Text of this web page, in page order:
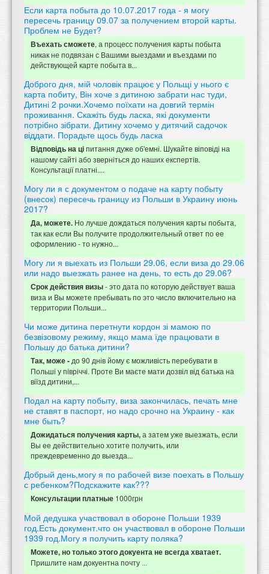
Если карта побыта до 10.07.2017 года - я могу
пересечь границу 09.07 за получением второй карты.
Проблем не Будет?
Въехать сможете, а процесс получения карты побыта
никак не подвязан с Вашими выездами и въездами по
действующей карте побыта в...
Доброго дня, мій чоловік працює у Польщі у нього є
карта побиту, Він хоче з дитиною забрати нас туди,
Дитині 2 рочки.Хочемо поїхати на довгий термін
проживання. Скажіть будь ласка, які документи
потрібно зібрати. Дитину хочемо у дитячий садочок
віддати. Порадьте щось будь ласка
Відповідь на ціпитання дуже об'емні. Шукайте віповіді на
нашому сайті або зверніться до наших експертів.
Консультації платні....
Могу ли я с документом о подаче на карту побыту
(внесок) пересечь границу из Польши в Украину июнь
2017?
Да, можете. Но лучше дождаться получения карты побыта,
так как если Вы получите продолжительный ответ по ее
оформлению - то нужно...
Могу ли я выехать из Польши 29.06, если виза до 29.06
или надо выезжать ранее на день, то есть до 29.06?
Срок действия визы- это дата по которую действует ваша
виза и Вы можете пребывать по это число включительно на
территории Польши...
Чи може дитина перетнути кордон зі мамою по
безвізовому режиму, якщо мама їде працювати в
Польшу до батька дитини?
Так, може - до 90 днів йому є можливість перебувати в
Польші у півріччі. Проте Ви маєте мати дозвіл від батька на
віїзд дитини,...
Подал на карту побыту, виза закончилась, печать мне
не ставят в паспорт, но надо срочно на Украину - как
мне быть?
Дожидаться получения карты,а затем уже выезжать, если
Вы ее действительно хотите получить, или
преждевременно до выезда...
Добрый день,могу я по рабочей визе поехать в Польшу
с ребенком?Подскажите как???
Консультации платные 1000грн
Мой дедушка участвовал в обороне Польши 1939
год.Есть документ.что он участвовал в обороне Польши
1939 год.Могу я получить карту поляка?
Можете, но только этого докуента не всегда хватает.
Пришлите нам докуентна почту ...